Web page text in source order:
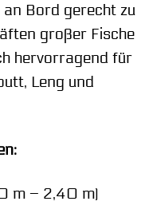
Bord gerecht zu
großer Fische
hervorragend für
Leng und
m – 2,40 m)